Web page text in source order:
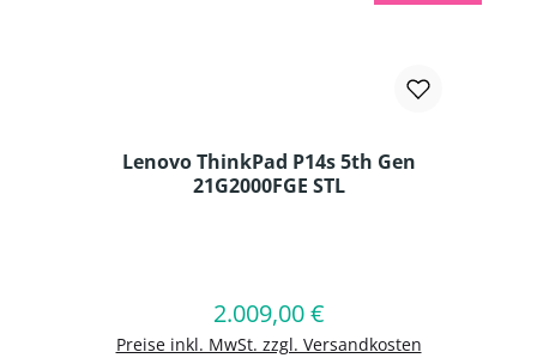
Lenovo ThinkPad P14s 5th Gen
21G2000FGE STL
Regulärer Preis:
2.009,00 €
Preise inkl. MwSt. zzgl. Versandkosten
In den Warenkorb